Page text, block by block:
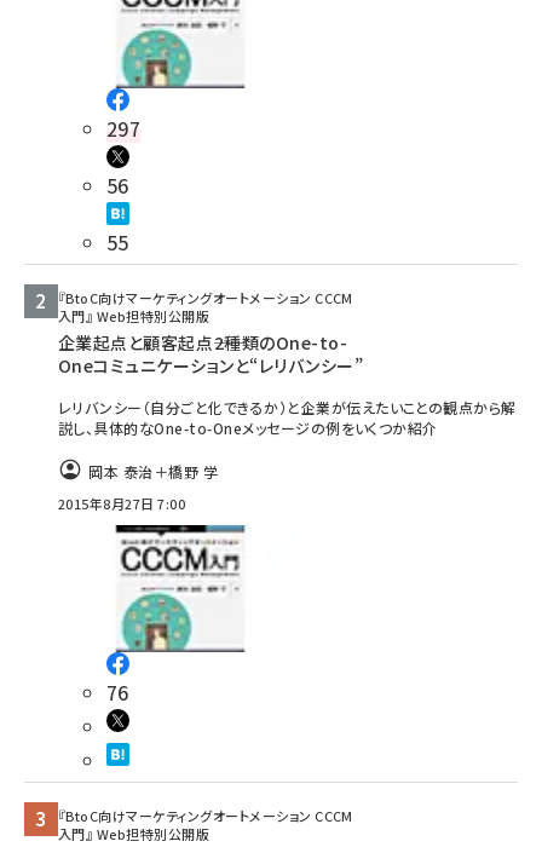
297
56
55
『BtoC向けマーケティングオートメーション CCCM
入門』 Web担特別公開版
企業起点と顧客起点――2種類のOne-to-
Oneコミュニケーションと“レリバンシー”
レリバンシー（自分ごと化できるか）と企業が伝えたいことの観点から解
説し、具体的なOne-to-Oneメッセージの例をいくつか紹介
岡本 泰治＋橋野 学
2015年8月27日 7:00
76
『BtoC向けマーケティングオートメーション CCCM
入門』 Web担特別公開版